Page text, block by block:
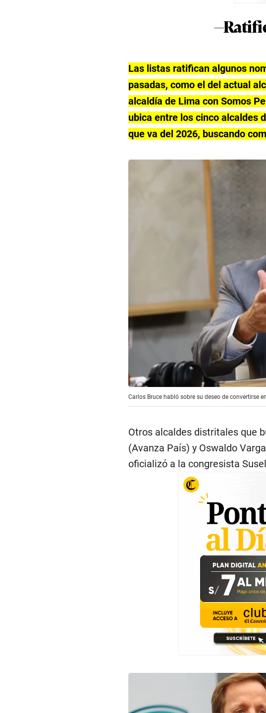
Las listas ratifican algunos
pasadas, como el del actual
alcaldía de Lima con Somos
ubica entre los cinco alcaldes
que va del 2026, buscando
Carlos Bruce habló sobre su deseo de convertirse
Otros alcaldes distritales que
(Avanza País) y Oswaldo
oficializó a la congresista